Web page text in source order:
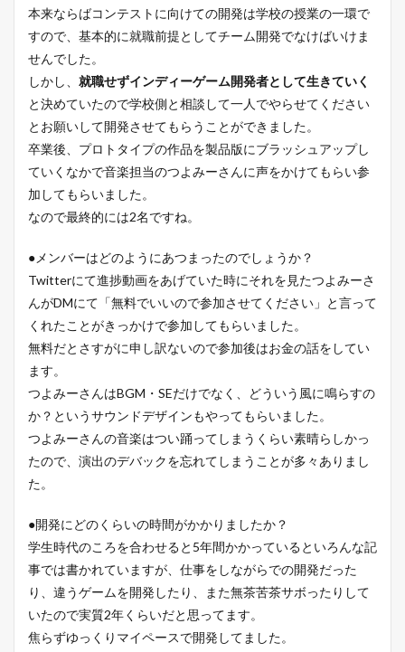
本来ならばコンテストに向けての開発は学校の授業の一環で
すので、基本的に就職前提としてチーム開発でなけばいけま
せんでした。
しかし、 就職せずインディーゲーム開発者として生きていく
と決めていたので学校側と相談して一人でやらせてください
とお願いして開発させてもらうことができました。
卒業後、プロトタイプの作品を製品版にブラッシュアップし
ていくなかで音楽担当のつよみーさんに声をかけてもらい参
加してもらいました。
なので最終的には2名ですね。
●メンバーはどのようにあつまったのでしょうか？
Twitterにて進捗動画をあげていた時にそれを見たつよみーさ
んがDMにて「無料でいいので参加させてください」と言って
くれたことがきっかけで参加してもらいました。
無料だとさすがに申し訳ないので参加後はお金の話をしてい
ます。
つよみーさんはBGM・SEだけでなく、どういう風に鳴らすの
か？というサウンドデザインもやってもらいました。
つよみーさんの音楽はつい踊ってしまうくらい素晴らしかっ
たので、演出のデバックを忘れてしまうことが多々ありまし
た。
●開発にどのくらいの時間がかかりましたか？
学生時代のころを合わせると5年間かかっているといろんな記
事では書かれていますが、仕事をしながらでの開発だった
り、違うゲームを開発したり、また無茶苦茶サボったりして
いたので実質2年くらいだと思ってます。
焦らずゆっくりマイペースで開発してました。